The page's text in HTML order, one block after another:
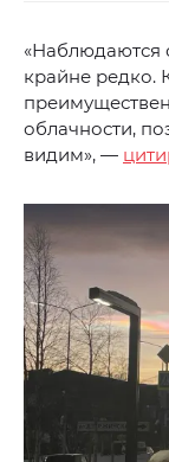
«Наблюдаются
крайне редко.
облачности,
видим», —